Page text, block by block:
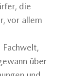
die
vor allem
Fachwelt,
über